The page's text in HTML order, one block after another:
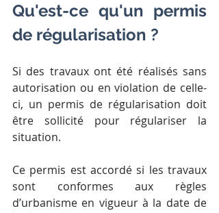
Qu'est-ce qu'un permis
de régularisation ?
Si des travaux ont été réalisés sans
autorisation ou en violation de celle-
ci, un permis de régularisation doit
être sollicité pour régulariser la
situation.
Ce permis est accordé si les travaux
sont conformes aux règles
d’urbanisme en vigueur à la date de